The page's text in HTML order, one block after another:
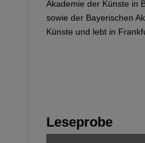
Akademie der Künste in
sowie der Bayerischen
Künste und lebt in
Leseprobe